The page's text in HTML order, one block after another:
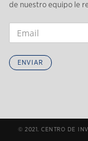
de nuestro equipo le
ENVIAR
© 2021. CENTRO DE